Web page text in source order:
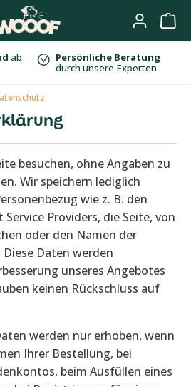
ab
Persönliche Beratung
durch unsere Experten
besuchen, ohne Angaben zu
Wir speichern lediglich
wie z. B. den
Providers, die Seite, von
oder den Namen der
Daten werden
unseres Angebotes
keinen Rückschluss auf
werden nur erhoben, wenn
Ihrer Bestellung, bei
beim Ausfüllen eines